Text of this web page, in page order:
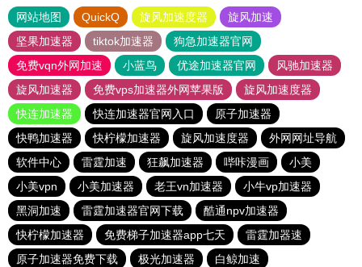
网站地图 QuickQ 旋风加速度器
旋风加速
坚果加速器
tiktok加速器
狗急加速器官网
免费vqn外网加速
小蓝鸟 优途加速器官网
风驰加速器
旋风加速器
免费vps加速器外网苹果版
旋风加速度器
快连加速器
快连加速器官网入口
原子加速器
快鸭加速器
快柠檬加速器 旋风加速度器
外网网址导航
软件中心
雷霆加速 狂飙加速器 哔咔漫画
小美
小美vpn
小美加速器 老王vn加速器
小牛vp加速器
黑洞加速
雷霆加速器官网下载
酷通npv加速器
快柠檬加速器
免费梯子加速器app七天
雷霆加器速
原子加速器免费下载
极光加速器
白鲸加速